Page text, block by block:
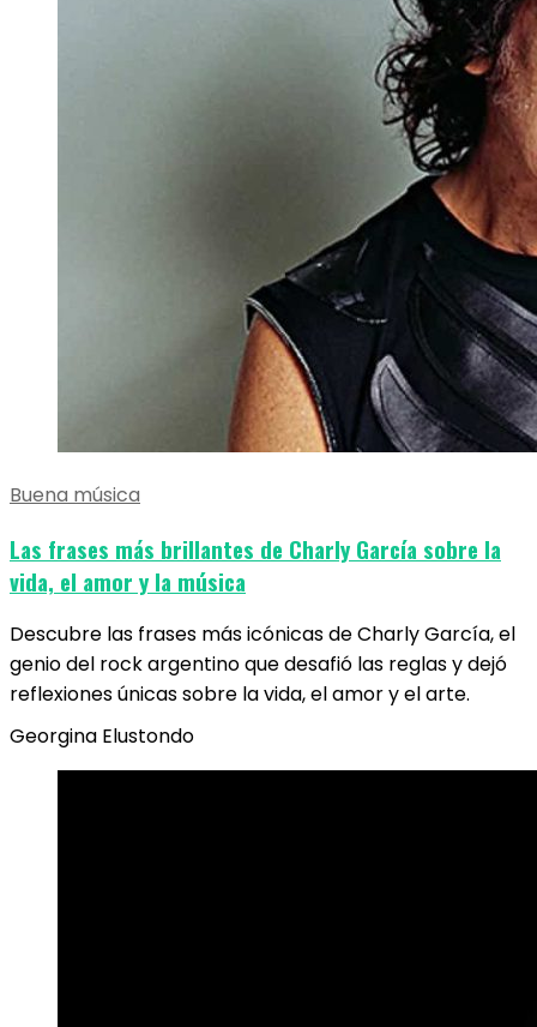
Buena música
Las frases más brillantes de Charly García sobre la
vida, el amor y la música
Descubre las frases más icónicas de Charly García, el
genio del rock argentino que desafió las reglas y dejó
reflexiones únicas sobre la vida, el amor y el arte.
Georgina Elustondo